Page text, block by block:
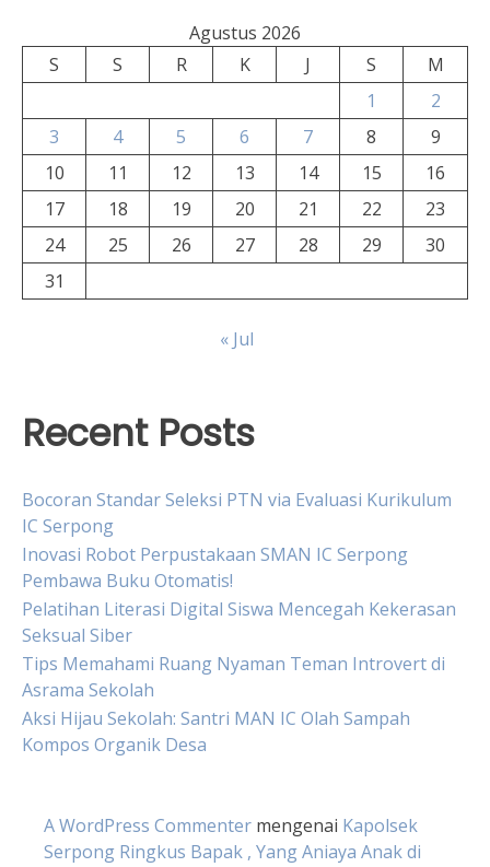
Agustus 2026
S
S R K J S
M
1
2
3
4 5 6 7 8
9
10
11 12 13 14 15
16
17
18 19 20 21 22
23
24
25 26 27 28 29
30
31
« Jul
Recent Posts
Bocoran Standar Seleksi PTN via Evaluasi Kurikulum
IC Serpong
Inovasi Robot Perpustakaan SMAN IC Serpong
Pembawa Buku Otomatis!
Pelatihan Literasi Digital Siswa Mencegah Kekerasan
Seksual Siber
Tips Memahami Ruang Nyaman Teman Introvert di
Asrama Sekolah
Aksi Hijau Sekolah: Santri MAN IC Olah Sampah
Kompos Organik Desa
A WordPress Commenter mengenai Kapolsek
Serpong Ringkus Bapak , Yang Aniaya Anak di